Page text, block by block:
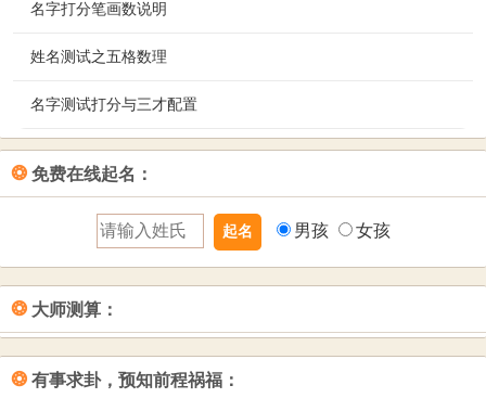
卜易居姓名测试，按照姓
通过分析五格数理吉凶及
的姓名吉凶及人生每个阶
段的运势，并解析姓名的
字，也可以在给宝宝起名时，预先进行姓名测试评分，从而
名字打分笔画数说明
卜易居姓名打分笔画说明：您输入的汉字，系统均按《康熙
画；“氵”旁，属“水”部计算笔画为四画，“左耳
旁”属“阜”部，“右耳旁”属“邑”部，等等。如有错漏，欢迎指
正。
姓名测试之五格数理
姓名天格：单字姓的笔划数加一，复姓的两字笔划数之和。
是先天传下来的，若不理想，也不必计较。
姓名地格：单字名的笔划数加一，双字名的笔划数之和。是
姓名人格：名字的第一个字加上单姓（复姓的第二字）的笔
划数之和。代表主运，左右人生大部分的运途，代表一生的
姓名总格：姓与名的笔划数全部加起来。是为后运，主中年
到晚年的运途. 代表福德等意义。
名字测试打分与三才配置
才，即天、人、地，称为三才，它们分别是天格、人格、地
格数字的个位数。天、地、人三才数理共计10个数，如果个
位数是0，则按10计算。以数理来划分五行。五行金木水火土
相克相生。这样，根据数理与五行之间的内在联系，推算出
凡是天格、人格、地格三才之间的五行，相生或相比和的状
态较多，即为吉；相克的状态较多，即为凶。从中观察三才
配置的凶吉，可以判断把握您的综合运势，预测您的事业成
❂ 免费在线起名：
男孩 女孩
❂ 大师测算：
❂ 有事求卦，预知前程祸福：